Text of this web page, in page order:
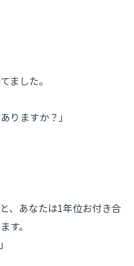
ました。
りますか？」
、あなたは1年位お付き合
す。